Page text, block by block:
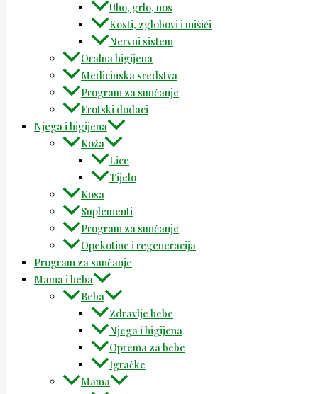
Uho, grlo, nos
Kosti, zglobovi i mišići
Nervni sistem
Oralna higijena
Medicinska sredstva
Program za sunčanje
Erotski dodaci
Njega i higijena
Koža
Lice
Tijelo
Kosa
Suplementi
Program za sunčanje
Opekotine i regeneracija
Program za sunčanje
Mama i beba
Beba
Zdravlje bebe
Njega i higijena
Oprema za bebe
Igračke
Mama